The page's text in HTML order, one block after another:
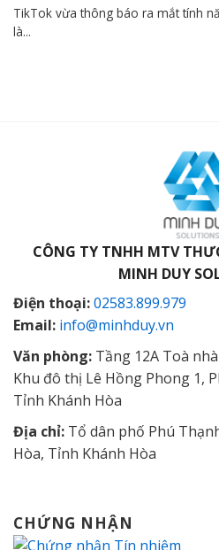
TikTok vừa thông báo ra mắt tính
là...
CÔNG TY TNHH MTV
MINH DUY
Điện thoại:02583.899.979
Email: info@minhduy.vn
Văn phòng: Tầng 12A Toà
Khu đô thị Lê Hồng Phong 1,
Tỉnh Khánh Hòa
Địa chỉ: Tổ dân phố Phú
Hòa, Tỉnh Khánh Hòa
CHỨNG NHẬN